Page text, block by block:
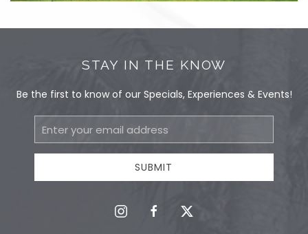
STAY IN THE KNOW
Be the first to know of our Specials, Experiences & Events!
Email
Address
SUBMIT
instagramfacebooktwitter